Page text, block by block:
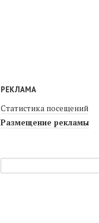
РЕКЛАМА
Статистика посещений
Размещение рекламы